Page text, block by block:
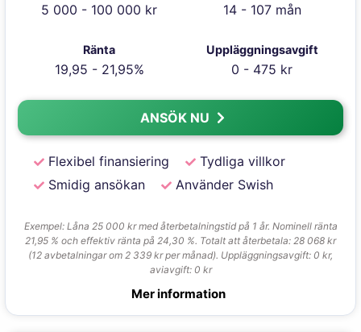
5 000 - 100 000 kr 14 - 107 mån
Ränta
19,95 - 21,95%
Uppläggningsavgift
0 - 475 kr
ANSÖK NU
Flexibel finansiering
Tydliga villkor
Smidig ansökan
Använder Swish
Exempel: Låna 25 000 kr med återbetalningstid på 1 år. Nominell ränta
21,95 % och effektiv ränta på 24,30 %. Totalt att återbetala: 28 068 kr
(12 avbetalningar om 2 339 kr per månad). Uppläggningsavgift: 0 kr,
aviavgift: 0 kr
Mer information